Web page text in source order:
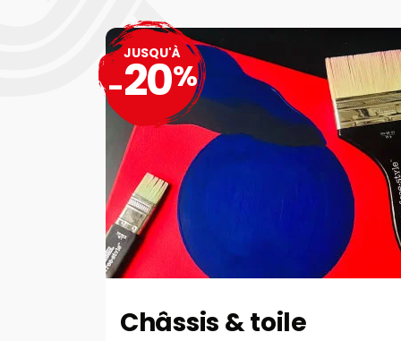
Châssis & toile
JUSQU'À
-20%